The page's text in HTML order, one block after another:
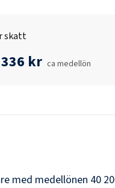
skatt
kr ca medellön
med medellönen 40